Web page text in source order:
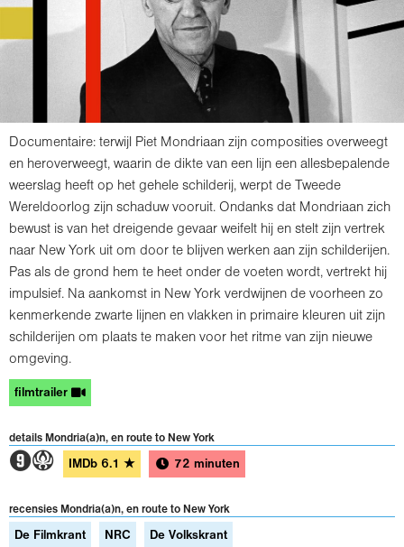
Documentaire: terwijl Piet Mondriaan zijn composities overweegt
en heroverweegt, waarin de dikte van een lijn een allesbepalende
weerslag heeft op het gehele schilderij, werpt de Tweede
Wereldoorlog zijn schaduw vooruit. Ondanks dat Mondriaan zich
bewust is van het dreigende gevaar weifelt hij en stelt zijn vertrek
naar New York uit om door te blijven werken aan zijn schilderijen.
Pas als de grond hem te heet onder de voeten wordt, vertrekt hij
impulsief. Na aankomst in New York verdwijnen de voorheen zo
kenmerkende zwarte lijnen en vlakken in primaire kleuren uit zijn
schilderijen om plaats te maken voor het ritme van zijn nieuwe
omgeving.
filmtrailer
details Mondria(a)n, en route to New York
3A IMDb 6.1 ★ 72 minuten
recensies Mondria(a)n, en route to New York
De Filmkrant NRC De Volkskrant